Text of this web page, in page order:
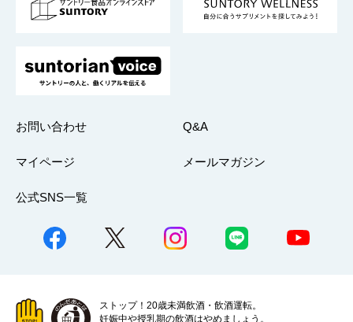
採用情報
お問い合わせ Q&A
マイページ メールマガジン
公式SNS一覧
ストップ！20歳未満飲酒・飲酒運転。
妊娠中や授乳期の飲酒はやめましょう。